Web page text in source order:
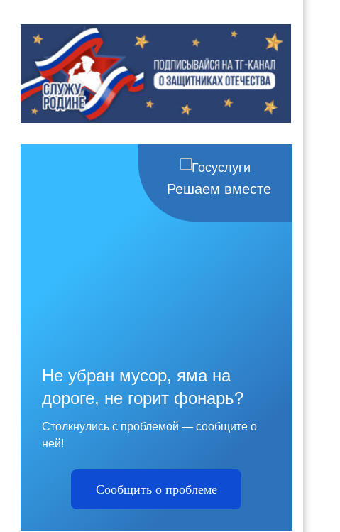
Решаем вместе
Не убран мусор, яма на
дороге, не горит фонарь?
Столкнулись с проблемой — сообщите о
ней!
Сообщить о проблеме